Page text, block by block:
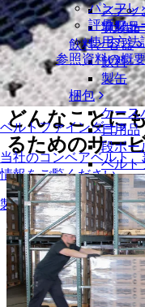
ベルトファインダー
当社のコンベアベルト
情報をご覧ください
製品の概要
ソリュ
スナッ
乳製品
飲料と容器
飲料
製缶
梱包
ケース
日用品
段ボー
ベルト
物流および
eコマ
郵便と
タイヤおよ
タイヤ
自動車
EVバッ
パンフレ
評価フォ
使用方法
参照資料の概
サポ
梱包
梱包
包装ベルトソリ
サービス
どんなことに
るためのサー